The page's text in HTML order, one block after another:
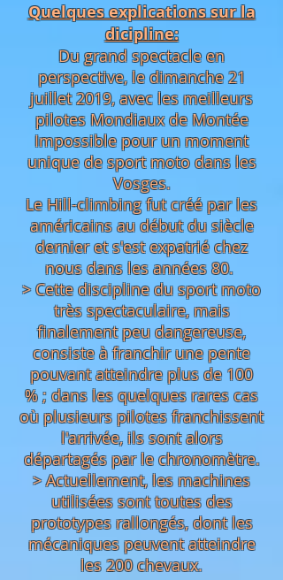
Quelques explications sur la
dicipline:
Du grand spectacle en
perspective, le dimanche 21
juillet 2019, avec les meilleurs
pilotes Mondiaux de Montée
Impossible pour un moment
unique de sport moto dans les
Vosges.
Le Hill-climbing fut créé par les
américains au début du siècle
dernier et s'est expatrié chez
nous dans les années 80.
> Cette discipline du sport moto
très spectaculaire, mais
finalement peu dangereuse,
consiste à franchir une pente
pouvant atteindre plus de 100
% ; dans les quelques rares cas
où plusieurs pilotes franchissent
l'arrivée, ils sont alors
départagés par le chronomètre.
> Actuellement, les machines
utilisées sont toutes des
prototypes rallongés, dont les
mécaniques peuvent atteindre
les 200 chevaux.